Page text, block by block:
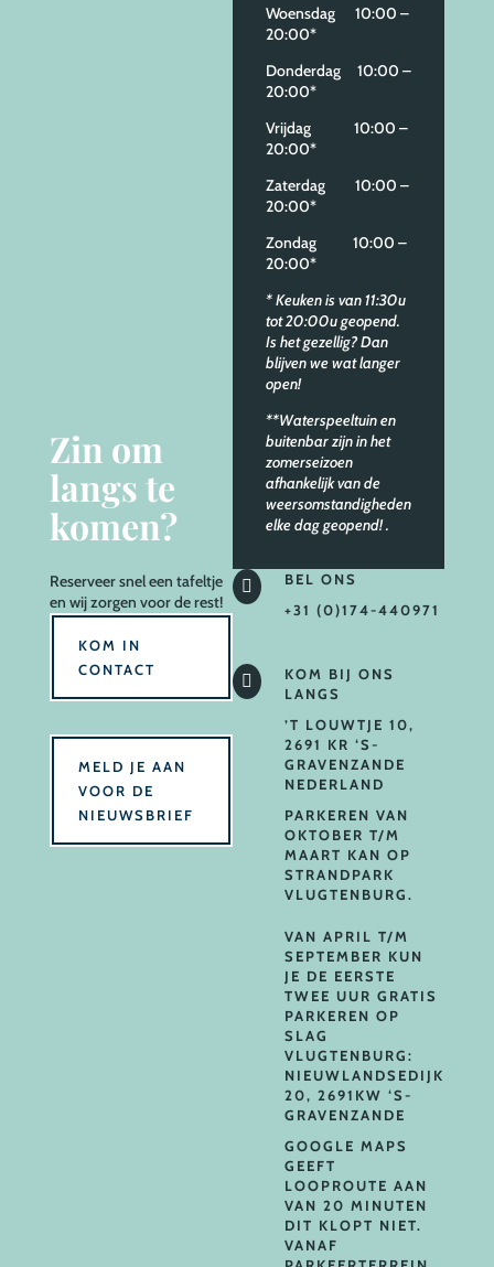
Zin om
langs te
komen?
Reserveersnel een tafeltje
en wij zorgen voor de rest!
KOM IN
CONTACT
MELD JE AAN
VOOR DE
NIEUWSBRIEF
Woensdag 10:00 –
20:00*
Donderdag 10:00 –
20:00*
Vrijdag 10:00 –
20:00*
Zaterdag 10:00 –
20:00*
Zondag 10:00 –
20:00*
* Keuken is van 11:30u
tot 20:00u geopend.
Is het gezellig? Dan
blijven we wat langer
open!
**Waterspeeltuin en
buitenbar zijn in het
zomerseizoen
afhankelijk van de
weersomstandigheden
elke dag geopend!.

BEL ONS
+31 (0)174-440971

KOM BIJ ONS
LANGS
’T LOUWTJE 10,
2691 KR ‘S-
GRAVENZANDE
NEDERLAND
PARKEREN VAN
OKTOBER T/M
MAART KAN OP
STRANDPARK
VLUGTENBURG.
VAN APRIL T/M
SEPTEMBER KUN
JE DE EERSTE
TWEE UUR GRATIS
PARKEREN OP
SLAG
VLUGTENBURG:
NIEUWLANDSEDIJK
20, 2691KW ‘S-
GRAVENZANDE
GOOGLE MAPS
GEEFT
LOOPROUTE AAN
VAN 20 MINUTEN
DIT KLOPT NIET.
VANAF